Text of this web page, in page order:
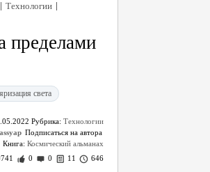
| Технологии |
пределами
света
Рубрика: Технологии
Книга: Космический альманах
0 0 11 646